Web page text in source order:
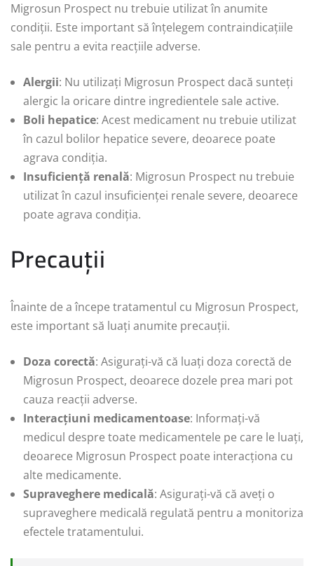
Migrosun Prospect nu trebuie utilizat în anumite
condiții. Este important să înțelegem contraindicațiile
sale pentru a evita reacțiile adverse.
Alergii: Nu utilizați Migrosun Prospect dacă sunteți
alergic la oricare dintre ingredientele sale active.
Boli hepatice: Acest medicament nu trebuie utilizat
în cazul bolilor hepatice severe, deoarece poate
agrava condiția.
Insuficiență renală: Migrosun Prospect nu trebuie
utilizat în cazul insuficienței renale severe, deoarece
poate agrava condiția.
Precauții
Înainte de a începe tratamentul cu Migrosun Prospect,
este important să luați anumite precauții.
Doza corectă: Asigurați-vă că luați doza corectă de
Migrosun Prospect, deoarece dozele prea mari pot
cauza reacții adverse.
Interacțiuni medicamentoase: Informați-vă
medicul despre toate medicamentele pe care le luați,
deoarece Migrosun Prospect poate interacționa cu
alte medicamente.
Supraveghere medicală: Asigurați-vă că aveți o
supraveghere medicală regulată pentru a monitoriza
efectele tratamentului.